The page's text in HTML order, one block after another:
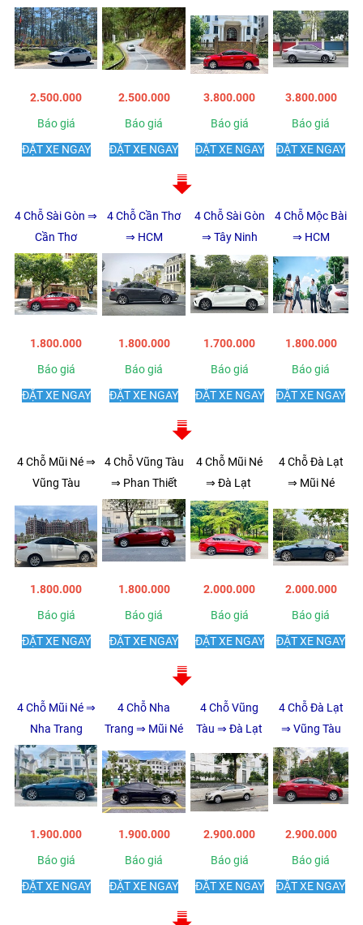
2.500.000 2.500.000 3.800.000
3.800.000
Báo giá
Báo giá Báo giá
Báo giá
ĐẶT XE NGAY
ĐẶT XE NGAY ĐẶT XE NGAY ĐẶT XE NGAY
4 Chỗ Sài Gòn ⇒
Cần Thơ
4 Chỗ Cần Thơ
⇒ HCM
4 Chỗ Sài Gòn
⇒ Tây Ninh
4 Chỗ Mộc Bài
⇒ HCM
1.800.000 1.800.000 1.700.000
1.800.000
Báo giá
Báo giá Báo giá
Báo giá
ĐẶT XE NGAY
ĐẶT XE NGAY ĐẶT XE NGAY ĐẶT XE NGAY
4 Chỗ Mũi Né ⇒
Vũng Tàu
4 Chỗ Vũng Tàu
⇒ Phan Thiết
4 Chỗ Mũi Né
⇒ Đà Lạt
4 Chỗ Đà Lạt
⇒ Mũi Né
1.800.000 1.800.000 2.000.000
2.000.000
Báo giá
Báo giá Báo giá
Báo giá
ĐẶT XE NGAY
ĐẶT XE NGAY ĐẶT XE NGAY ĐẶT XE NGAY
4 Chỗ Mũi Né ⇒
Nha Trang
4 Chỗ Nha
Trang ⇒ Mũi Né
4 Chỗ Vũng
Tàu ⇒ Đà Lạt
4 Chỗ Đà Lạt
⇒ Vũng Tàu
1.900.000 1.900.000 2.900.000
2.900.000
Báo giá
Báo giá Báo giá
Báo giá
ĐẶT XE NGAY
ĐẶT XE NGAY ĐẶT XE NGAY ĐẶT XE NGAY